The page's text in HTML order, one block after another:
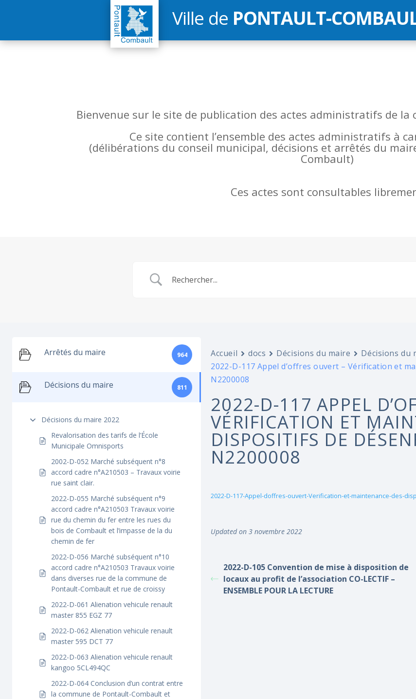
Ville de PONTAULT-
Bienvenue sur le site de publication des actes administratifs de
Ce site contient l’ensemble des actes administratifs à
(délibérations du conseil municipal, décisions et arrêtés du
Combault)
Ces actes sont consultables
Arrêtés du maire 964
Décisions du maire 811
Décisions du maire 2022
Revalorisation des tarifs de l’École
Municipale Omnisports
2002-D-052 Marché subséquent n°8
accord cadre n°A210503 – Travaux voirie
rue saint clair.
2022-D-055 Marché subséquent n°9
accord cadre n°A210503 Travaux voirie
rue du chemin du fer entre les rues du
bois de Combault et l’impasse de la du
chemin de fer
2022-D-056 Marché subséquent n°10
accord cadre n°A210503 Travaux voirie
dans diverses rue de la commune de
Pontault-Combault et rue de croissy
2022-D-061 Alienation vehicule renault
master 855 EGZ 77
2022-D-062 Alienation vehicule renault
master 595 DCT 77
2022-D-063 Alienation vehicule renault
kangoo 5CL494QC
2022-D-064 Conclusion d’un contrat entre
la commune de Pontault-Combault et
Accueil docs Décisions du maire
Décisions du
2022-D-117 Appel d’offres ouvert – Vérification et
N2200008
2022-D-117 APPEL
VÉRIFICATION ET
DISPOSITIFS DE
N2200008
2022-D-117-Appel-doffres-ouvert-Verification-et-maintenance-des-
Updated on 3 novembre 2022
2022-D-105 Convention de mise à disposition de
locaux au profit de l’association CO-LECTIF –
ENSEMBLE POUR LA LECTURE